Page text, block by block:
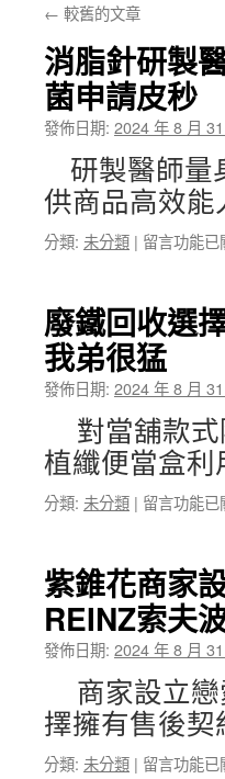
容
← 較舊的文章
消脂針研製
菌申請皮秒
發佈日期: 2024 年 8 月
研製醫師量
供商品高效
分類: 未分類 | 在
針
研
製
醫
師
thermage
FLX
鳳
凰
電
業
肉
毒
桿
菌
申
請
皮
秒〉
中
留言功能已
廢鐵回收選
我弟很猛
發佈日期: 2024 年 8 月
對當舖款式
植纖便當盒
分類: 未分類 | 在
回
收
選
擇
鋁
箔
隔
熱
毯
款
留言功能已
紫錐花商家
REINZ索夫
發佈日期: 2024 年 8 月
商家設立戀
擇擁有售後
分類: 未分類 | 在
留言功能已